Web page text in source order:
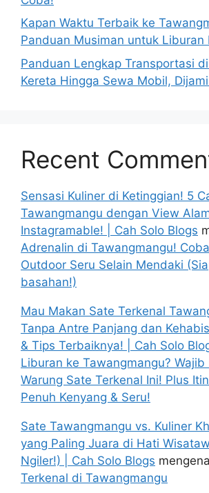
Kapan Waktu Terbaik ke
Panduan Musiman untuk Liburan
Panduan Lengkap Transportasi
Kereta Hingga Sewa Mobil,
Recent
Sensasi Kuliner di Ketinggian! 5
Tawangmangu dengan View
Instagramable! | Cah Solo Blogs
Adrenalin di Tawangmangu!
Outdoor Seru Selain Mendaki
basahan!)
Mau Makan Sate Terkenal
Tanpa Antre Panjang dan
& Tips Terbaiknya! | Cah Solo
Liburan ke Tawangmangu? Wajib
Warung Sate Terkenal Ini! Plus
Penuh Kenyang & Seru!
Sate Tawangmangu vs. Kuliner
yang Paling Juara di Hati
Ngiler!) | Cah Solo Blogs
Terkenal di Tawangmangu